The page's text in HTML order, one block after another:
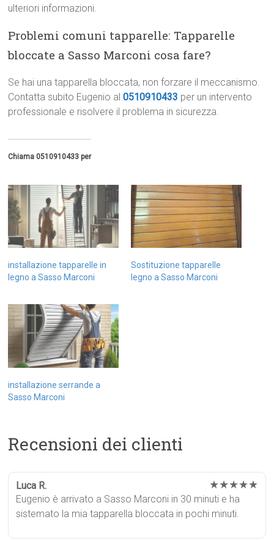
ulteriori informazioni.
Problemi comuni tapparelle: Tapparelle
bloccate a Sasso Marconi cosa fare?
Se hai una tapparella bloccata, non forzare il meccanismo.
Contatta subito Eugenio al0510910433 per un intervento
professionale e risolvere il problema in sicurezza.
Chiama 0510910433 per
installazione tapparelle in
legno a Sasso Marconi
Sostituzione tapparelle
legno a Sasso Marconi
installazione serrande a
Sasso Marconi
Recensioni dei clienti
Luca R. ★★★★★
Eugenio è arrivato a Sasso Marconi in 30 minuti e ha
sistemato la mia tapparella bloccata in pochi minuti.